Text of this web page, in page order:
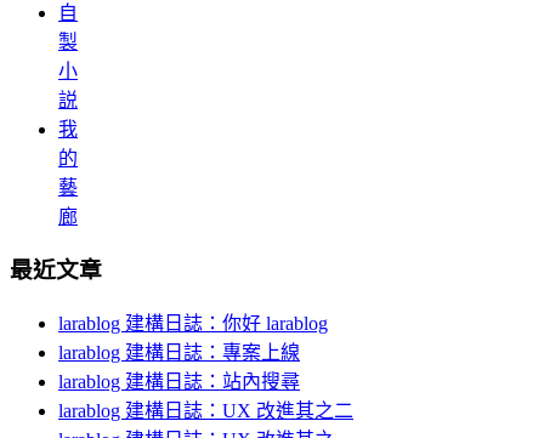
自
製
小
説
我
的
藝
廊
最近文章
larablog 建構日誌：你好 larablog
larablog 建構日誌：專案上線
larablog 建構日誌：站內搜尋
larablog 建構日誌：UX 改進其之二